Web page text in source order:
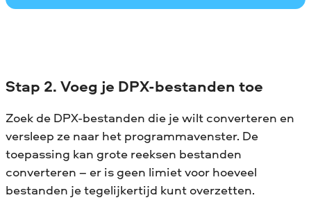
Stap 2. Voeg je DPX-bestanden toe
Zoek de DPX-bestanden die je wilt converteren en
versleep ze naar het programmavenster. De
toepassing kan grote reeksen bestanden
converteren – er is geen limiet voor hoeveel
bestanden je tegelijkertijd kunt overzetten.